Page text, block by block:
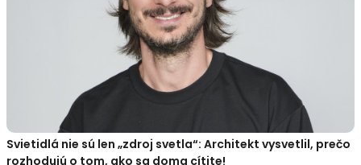
Svietidlá nie sú len „zdroj svetla“: Architekt vysvetlil, prečo
rozhodujú o tom, ako sa doma cítite!